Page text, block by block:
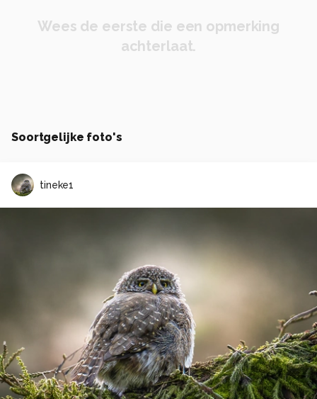
Wees de eerste die een opmerking
achterlaat.
Soortgelijke foto's
tineke1